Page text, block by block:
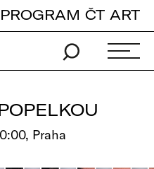
PROGRAM ČT ART
Praha